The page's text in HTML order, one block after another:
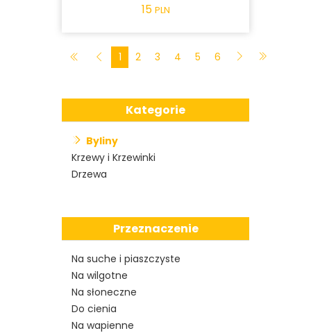
15 PLN
1 2 3 4 5 6
Kategorie
Byliny
Krzewy i Krzewinki
Drzewa
Przeznaczenie
Na suche i piaszczyste
Na wilgotne
Na słoneczne
Do cienia
Na wapienne